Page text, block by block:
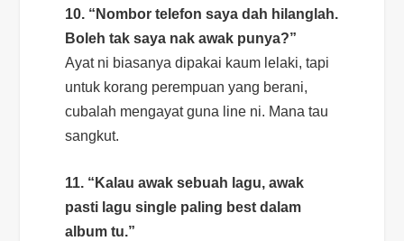
10. “Nombor telefon saya dah hilanglah.
Boleh tak saya nak awak punya?”
Ayat ni biasanya dipakai kaum lelaki, tapi
untuk korang perempuan yang berani,
cubalah mengayat guna line ni. Mana tau
sangkut.
11. “Kalau awak sebuah lagu, awak
pasti lagu single paling best dalam
album tu.”